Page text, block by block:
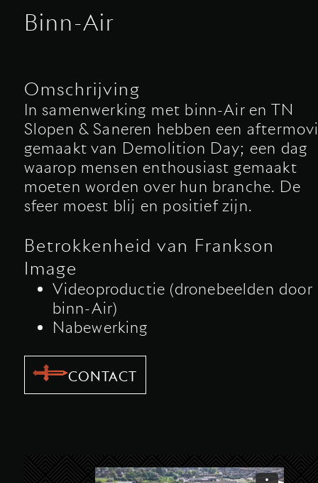
Binn-Air
Omschrijving
In samenwerking met binn-Air en TN
Slopen & Saneren hebben een
gemaakt van Demolition Day; een dag
waarop mensen enthousiast gemaakt
moeten worden over hun branche. De
sfeer moest blij en positief zijn.
Betrokkenheid van Frankson
Image
Videoproductie (dronebeelden door
binn-Air)
Nabewerking
CONTACT